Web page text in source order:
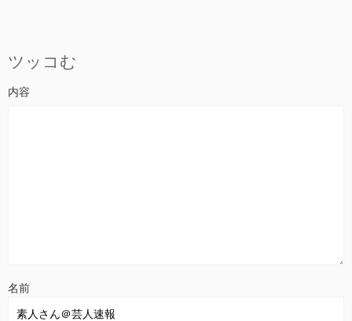
ツッコむ
名前